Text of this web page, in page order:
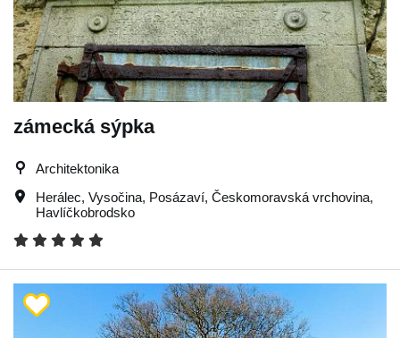
zámecká sýpka
Architektonika
Herálec, Vysočina, Posázaví, Českomoravská vrchovina,
Havlíčkobrodsko